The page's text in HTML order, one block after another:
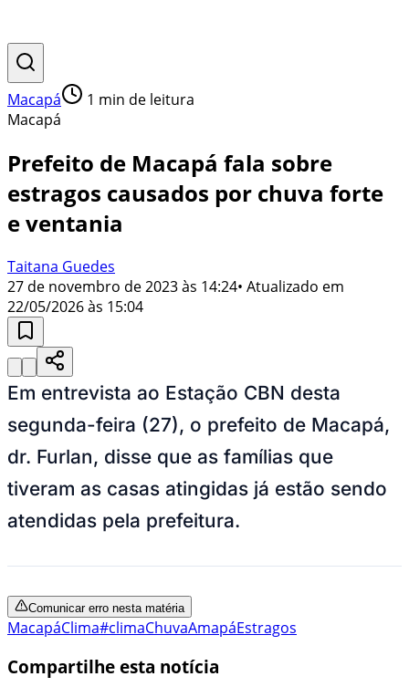
Macapá 1 min de leitura
Macapá
Prefeito de Macapá fala sobre
estragos causados por chuva forte
e ventania
Taitana Guedes
27 de novembro de 2023 às 14:24• Atualizado em
22/05/2026 às 15:04
Em entrevista ao Estação CBN desta
segunda-feira (27), o prefeito de Macapá,
dr. Furlan, disse que as famílias que
tiveram as casas atingidas já estão sendo
atendidas pela prefeitura.
Comunicar erro nesta matéria
MacapáClima#climaChuvaAmapáEstragos
Compartilhe esta notícia